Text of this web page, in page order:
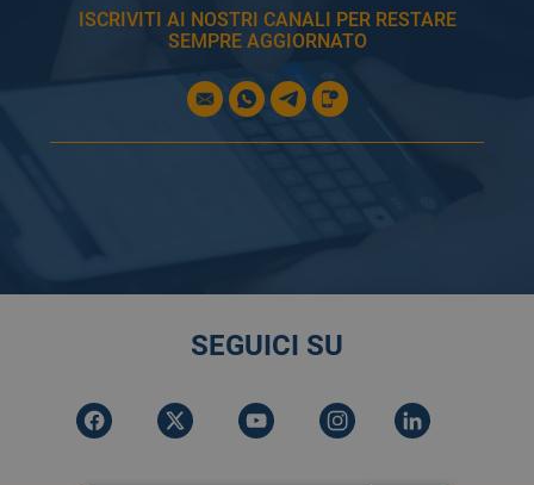
ISCRIVITI AI NOSTRI CANALI PER RESTARE
SEMPRE AGGIORNATO
SEGUICI SU